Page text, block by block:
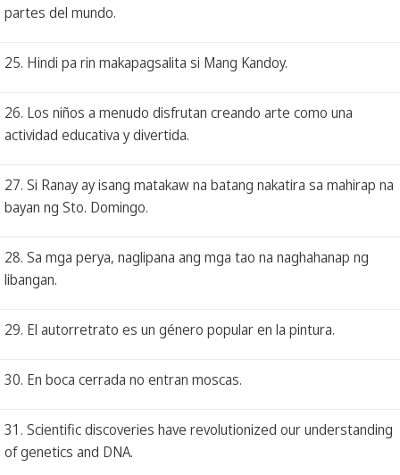
partes del mundo.
25. Hindi pa rin makapagsalita si Mang Kandoy.
26. Los niños a menudo disfrutan creando arte como una
actividad educativa y divertida.
27. Si Ranay ay isang matakaw na batang nakatira sa mahirap na
bayan ng Sto. Domingo.
28. Sa mga perya, naglipana ang mga tao na naghahanap ng
libangan.
29. El autorretrato es un género popular en la pintura.
30. En boca cerrada no entran moscas.
31. Scientific discoveries have revolutionized our understanding
of genetics and DNA.